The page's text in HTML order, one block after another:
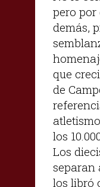
pero por
demás,
que
de
los
Los
separan
los libró